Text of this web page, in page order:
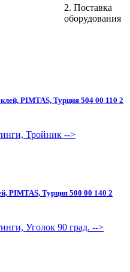
2. Поставка
оборудования
PIMTAS, Турция 504 00 110 2
Тройник -->
PIMTAS, Турция 500 00 140 2
Уголок 90 град. -->